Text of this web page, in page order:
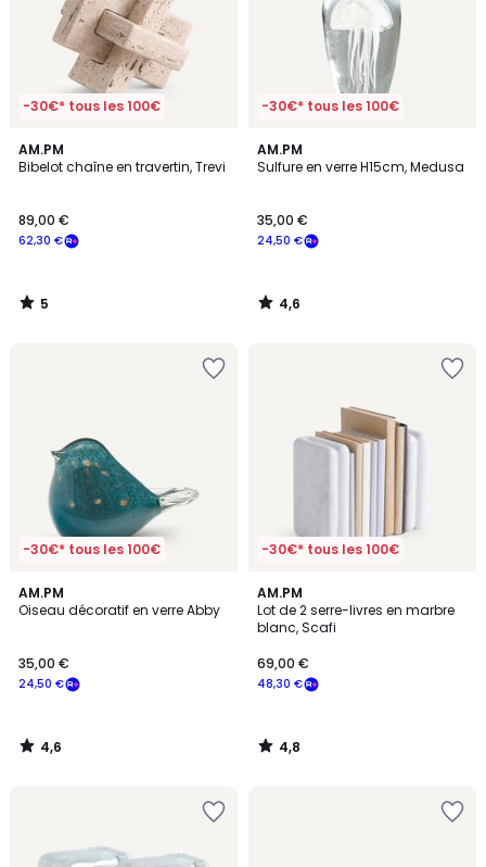
-30€* tous les 100€
AM.PM
Bibelot chaîne en travertin, Trevi
62,30 €
89,00 €
5
/
5
/
-30€* tous les 100€
AM.PM
Sulfure en verre H15cm, Medusa
24,50 €
35,00 €
4,6
/ 5
4,6
/
-30€* tous les 100€
AM.PM
Oiseau décoratif en verre Abby
24,50 €
35,00 €
4,6
/ 5
4,6
/
-30€* tous les 100€
AM.PM
Lot de 2 serre-livres en marbre
blanc, Scafi
48,30 €
69,00 €
4,8
/ 5
4,8
/